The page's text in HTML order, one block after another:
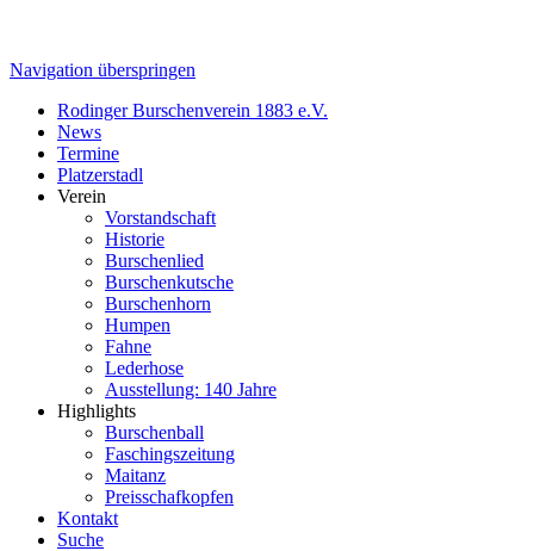
Navigation überspringen
Rodinger Burschenverein 1883 e.V.
News
Termine
Platzerstadl
Verein
Vorstandschaft
Historie
Burschenlied
Burschenkutsche
Burschenhorn
Humpen
Fahne
Lederhose
Ausstellung: 140 Jahre
Highlights
Burschenball
Faschingszeitung
Maitanz
Preisschafkopfen
Kontakt
Suche